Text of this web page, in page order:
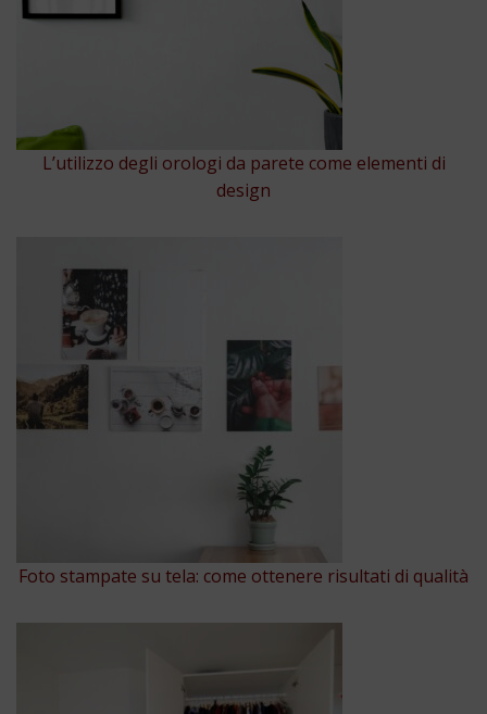
L’utilizzo degli orologi da parete come elementi di
design
Foto stampate su tela: come ottenere risultati di qualità